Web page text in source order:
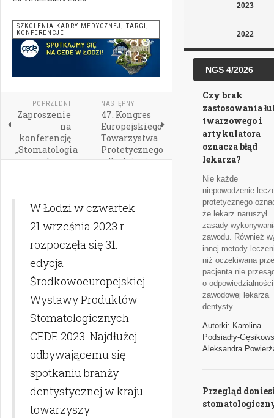
SZKOLENIA KADRY MEDYCZNEJ, TARGI,
KONFERENCJE
POPRZEDNI
Zaproszenie
na
konferencję
„Stomatologia
walczy z
NASTĘPNY
47. Kongres
Europejskiego
Towarzystwa
Protetycznego
odbędzie się
21 września
W Łodzi w czwartek
21 września 2023 r.
rozpoczęła się 31.
edycja
Środkowoeuropejskiej
Wystawy Produktów
Stomatologicznych
CEDE 2023. Najdłużej
odbywającemu się
spotkaniu branży
dentystycznej w kraju
towarzyszy
2023
2022
NGS 4/2026
Czy brak
zastosowania
twarzowego i
artykulatora
oznacza błąd
lekarza?
Nie każde
niepowodzenie
protetycznego
że lekarz naruszył
zasady
zawodu. Również
innej metody
niż oczekiwana
pacjenta nie
o odpowiedzialności
zawodowej lekarza
dentysty.
Autorki: Karolina
Podsiadły-
Aleksandra
Przegląd